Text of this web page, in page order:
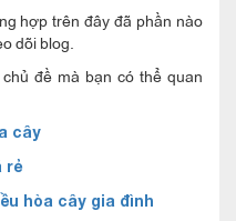
hợp trên đây đã phần nào
dõi blog.
đề mà bạn có thể quan
cây
rẻ
hòa cây gia đình